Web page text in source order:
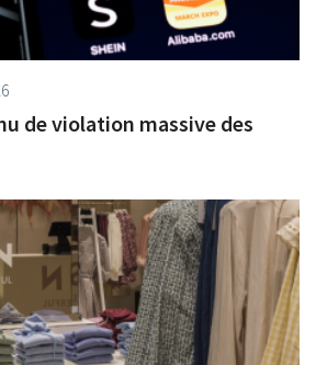
de violation massive des